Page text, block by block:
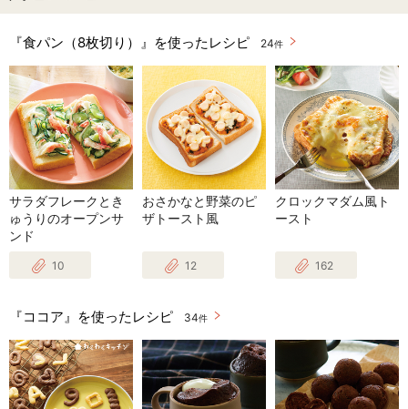
『食パン（8枚切り）』を使ったレシピ 24件
サラダフレークとき
ゅうりのオープンサ
ンド
10
おさかなと野菜のピ
ザトースト風
12
クロックマダム風ト
ースト
162
『ココア』を使ったレシピ 34件